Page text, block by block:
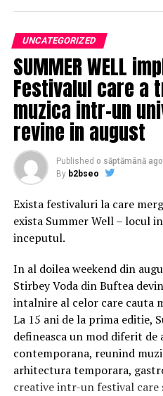
UNCATEGORIZED
SUMMER WELL
Festivalul care a
muzica intr-un
revine in august
Published o săptămână ago
By b2bseo
Exista festivaluri la care
exista Summer Well – locul
inceputul.
In al doilea weekend din
Stirbey Voda din Buftea
intalnire al celor care cauta
La 15 ani de la prima editie,
defineasca un mod diferit
contemporana, reunind
arhitectura temporara,
creative intr-un festival